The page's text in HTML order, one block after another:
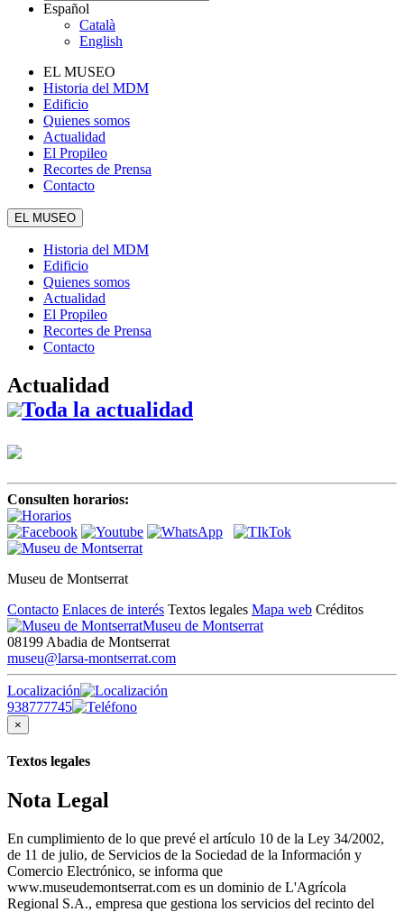
Español
Català
English
EL MUSEO
Historia del MDM
Edificio
Quienes somos
Actualidad
El Propileo
Recortes de Prensa
Contacto
EL MUSEO
Historia del MDM
Edificio
Quienes somos
Actualidad
El Propileo
Recortes de Prensa
Contacto
Actualidad
Toda la actualidad
Consulten horarios:
Museu de Montserrat
Contacto Enlaces de interés Textos legales Mapa web Créditos
Museu de Montserrat
08199 Abadia de Montserrat
museu@larsa-montserrat.com
Localización
938777745
×
Textos legales
Nota Legal
En cumplimiento de lo que prevé el artículo 10 de la Ley 34/2002,
de 11 de julio, de Servicios de la Sociedad de la Información y
Comercio Electrónico, se informa que
www.museudemontserrat.com es un dominio de L'Agrícola
Regional S.A., empresa que gestiona los servicios del recinto del